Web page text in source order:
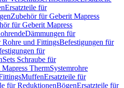
Ersatzteile für
Zubehör für Geberit Mapress
für Geberit Mapress
Dämmungen für
und FittingsBefestigungen für
für
Sets Schraube für
ThermSystemrohre
MuffenErsatzteile für
für ReduktionenBögenErsatzteile für